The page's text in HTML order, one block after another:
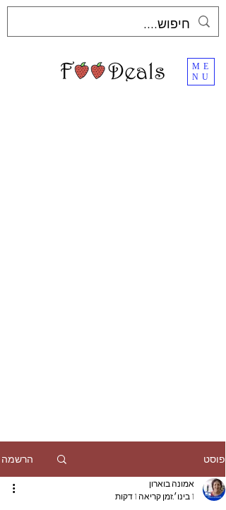
ME
NU
פוסט הרשמה
אמונה בוארון
1 בינו׳
זמן קריאה 1 דקות